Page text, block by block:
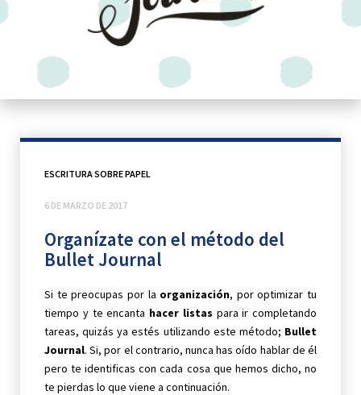
ESCRITURA SOBRE PAPEL
6 DE MARZO DE 2017
Organízate con el método del
Bullet Journal
Si te preocupas por la organización, por optimizar tu
tiempo y te encanta hacer listas para ir completando
tareas, quizás ya estés utilizando este método; Bullet
Journal. Si, por el contrario, nunca has oído hablar de él
pero te identificas con cada cosa que hemos dicho, no
te pierdas lo que viene a continuación.